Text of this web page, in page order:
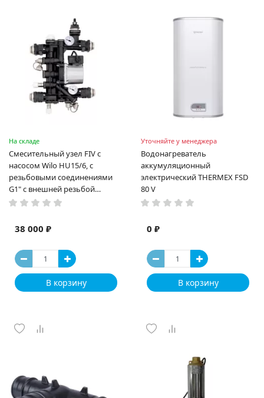
На складе
Смесительный узел FIV с
насосом Wilo HU15/6, с
резьбовыми соединениями
G1" с внешней резьбой
(9934R006)
38 000 ₽
В корзину
Уточняйте у менеджера
Водонагреватель
аккумуляционный
электрический THERMEX FSD
80 V
0 ₽
В корзину